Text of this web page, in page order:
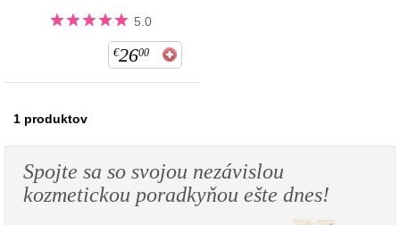
5.0
€2600
1 produktov
Spojte sa so svojou nezávislou
kozmetickou poradkyňou ešte dnes!